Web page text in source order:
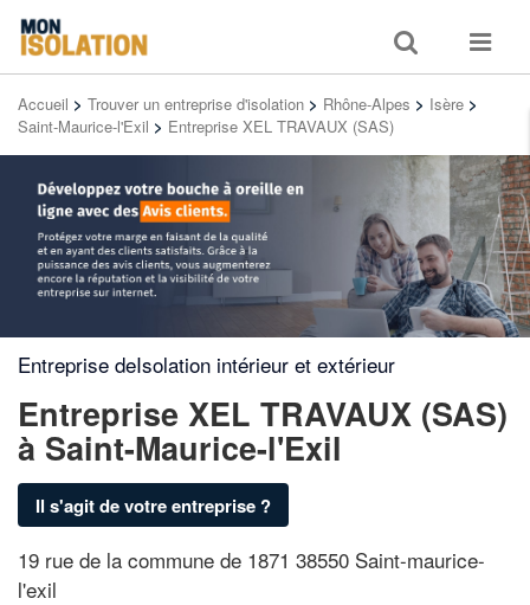
Toggle
search
Toggle
Accueil > Trouver un entreprise d'isolation > Rhône-Alpes > Isère >
Saint-Maurice-l'Exil > Entreprise XEL TRAVAUX (SAS)
Entreprise deIsolation intérieur et extérieur
Entreprise XEL TRAVAUX (SAS)
à Saint-Maurice-l'Exil
Il s'agit de votre entreprise ?
19 rue de la commune de 1871 38550 Saint-maurice-
l'exil